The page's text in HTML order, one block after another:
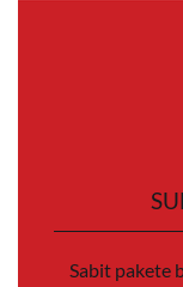
Sabit pakete